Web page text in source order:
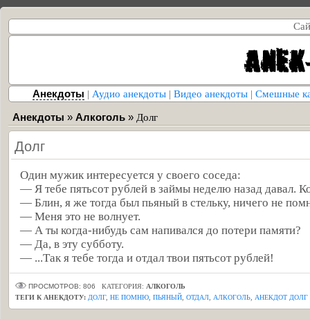
Анекдоты | Аудио анекдоты | Видео анекдоты | Смешные
Анекдоты » Алкоголь » Долг
Долг
Один мужик интересуется у своего соседа:
— Я тебе пятьсот рублей в займы неделю назад давал.
— Блин, я же тогда был пьяный в стельку, ничего не
— Меня это не волнует.
— А ты когда-нибудь сам напивался до потери памяти?
— Да, в эту субботу.
— ...Так я тебе тогда и отдал твои пятьсот рублей!
ПРОСМОТРОВ: 806 КАТЕГОРИЯ: АЛКОГОЛЬ
ТЕГИ К АНЕКДОТУ: ДОЛГ, НЕ ПОМНЮ ПЬЯНЫЙ ОТДАЛ АЛКОГОЛЬ АНЕКДОТ ДОЛГ